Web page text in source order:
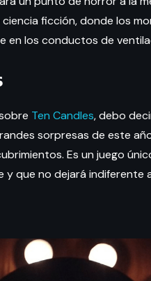
ficción, donde los
en los conductos de
Ten Candles, debo
sorpresas de este
Es un juego
y que no dejará indiferente